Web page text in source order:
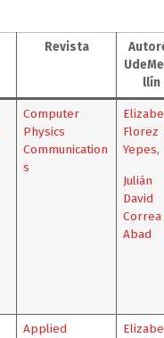
Revista
llín
Computer
Physics
Communication
s
Florez
Yepes,
Julián
David
Correa
Abad
Applied